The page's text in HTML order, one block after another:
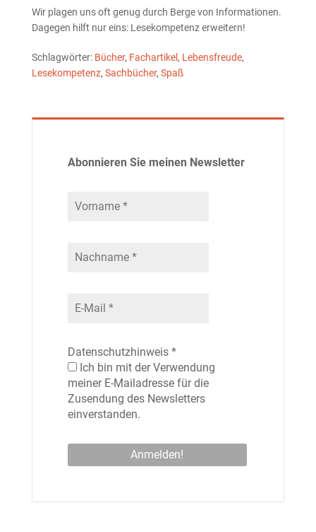
Wir plagen uns oft genug durch Berge von Informationen.
Dagegen hilft nur eins: Lesekompetenz erweitern!
Schlagwörter: Bücher, Fachartikel , Lebensfreude,
Lesekompetenz, Sachbücher, Spaß
Abonnieren Sie meinen Newsletter
Datenschutzhinweis *
Ich bin mit der Verwendung
meiner E-Mailadresse für die
Zusendung des Newsletters
einverstanden.